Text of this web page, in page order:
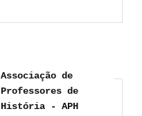
Associação de
Professores de
História - APH